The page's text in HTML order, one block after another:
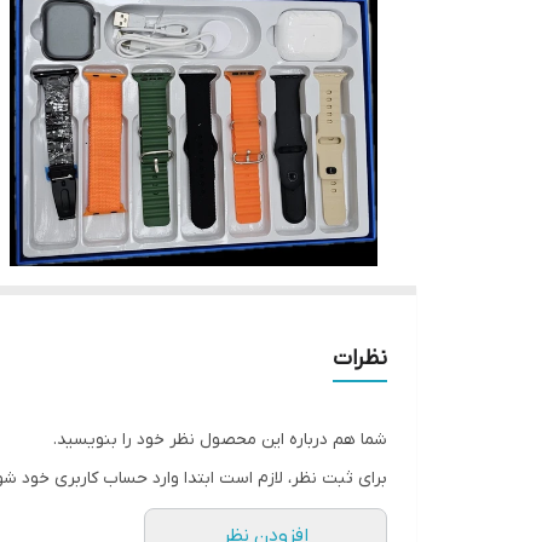
نظرات
شما هم درباره این محصول نظر خود را بنویسید.
برای ثبت نظر، لازم است ابتدا وارد حساب کاربری خود
افزودن نظر